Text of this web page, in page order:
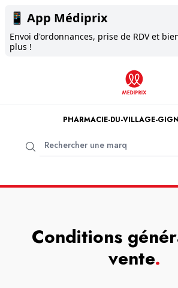
📱 App Médiprix
Envoi d'ordonnances, prise de RDV et
plus !
PHARMACIE-DU-VILLAGE-
Conditions
vente.